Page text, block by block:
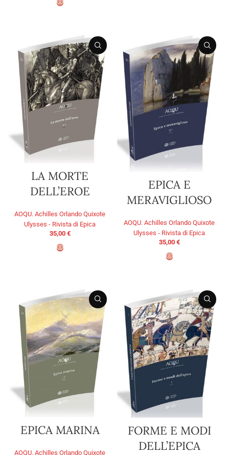
LA MORTE
DELL’EROE
AOQU. Achilles Orlando Quixote
Ulysses - Rivista di Epica
35,00 €
EPICA E
MERAVIGLIOSO
AOQU. Achilles Orlando Quixote
Ulysses - Rivista di Epica
35,00 €
EPICA MARINA
AOQU. Achilles Orlando Quixote
FORME E MODI
DELL’EPICA